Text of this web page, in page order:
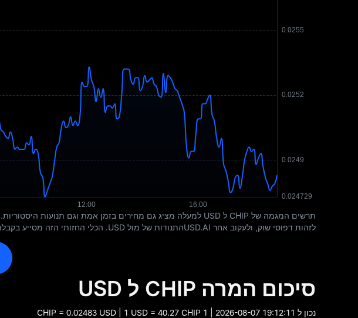
לזהות דפוסי שוק, ולעקוב אחר USD.AIהתנודות של מול USD. הכלי החזותי הזה מסייע בקבלת החלטות מסחר והשקעה מבוססות ידע. לקבלת המידע העדכני ביותר על השוק,
סיכום המרה CHIP ל USD
נכון ל 2026-08-07 19:12:11